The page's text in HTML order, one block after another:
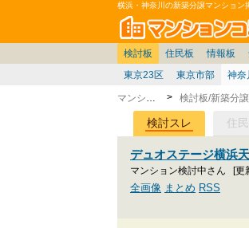
横浜・神奈川の新築分譲マンション
検討板
東京23区
東京市部 神奈
住民板
東京 神奈川 埼玉/千葉/
情報板
価格表 スムログ出張所
住宅ローン デベ/ゼネコン
雑談 賃貸 移住相談
お便り返し 座談会/対談
関東 中部 近畿 北海道
東京都 神奈川県 千葉県
注文住宅 建売住宅 戸建
マンション
検討スレ 住
デュオステージ横浜
マンション検討中さん [更
全画像 まとめ RSS